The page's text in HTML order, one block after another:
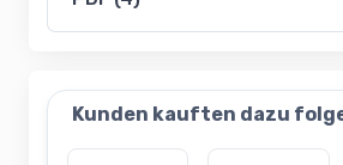
Kunden kauften dazu